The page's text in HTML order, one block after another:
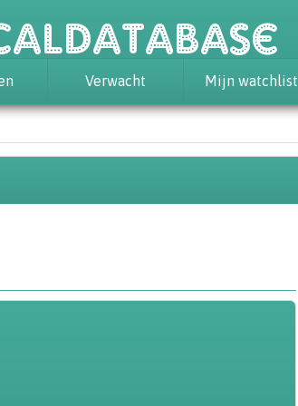
Verwacht Mijn watchlist